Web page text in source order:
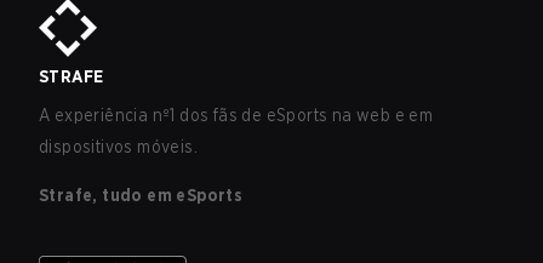
STRAFE
A experiência nº1 dos fãs de eSports na web e em
dispositivos móveis.
Strafe, tudo em eSports